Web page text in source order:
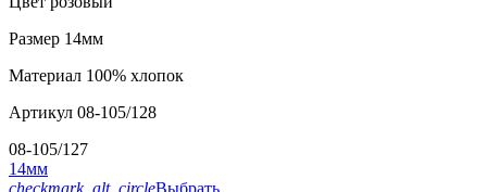
Размер 14мм
Материал 100% хлопок
Артикул 08-105/128
08-105/127
14мм
checkmark_alt_circleВыбрать